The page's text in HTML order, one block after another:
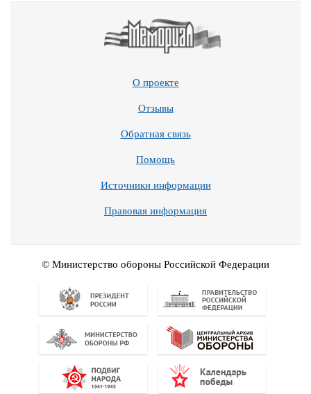
О проекте
Отзывы
Обратная связь
Помощь
Источники информации
Правовая информация
© Министерство обороны Российской Федерации